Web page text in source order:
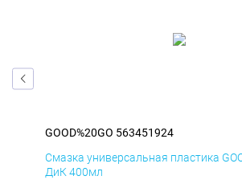
GOOD%20GO 563451924
Смазка универсальная пластика
ДиК 400мл